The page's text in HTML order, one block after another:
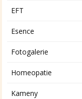
EFT
Esence
Fotogalerie
Homeopatie
Kameny